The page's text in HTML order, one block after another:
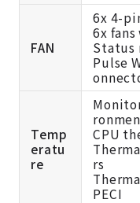
FAN
6x 4-
6x
Status
Pulse
Temp
eratu
re
CPU
rs
PECI